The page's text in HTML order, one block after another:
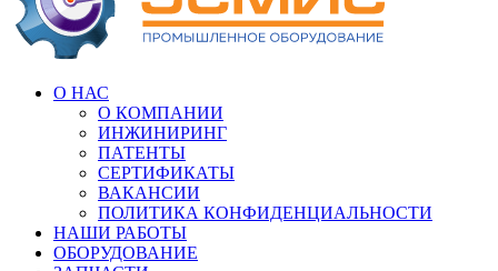
О НАС
О КОМПАНИИ
ИНЖИНИРИНГ
ПАТЕНТЫ
СЕРТИФИКАТЫ
ВАКАНСИИ
ПОЛИТИКА КОНФИДЕНЦИАЛЬНОСТИ
НАШИ РАБОТЫ
ОБОРУДОВАНИЕ